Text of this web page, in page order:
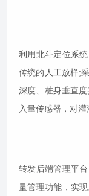
利用北斗定位系
传统的人工放样;
深度、桩身垂直
入量传感器，对灌
转发后端管理平
量管理功能，实